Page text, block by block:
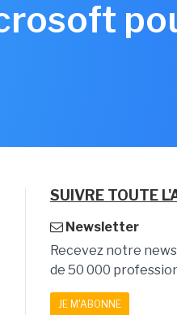
SUIVRE TOUTE
Newsletter
Recevez notre
de 50 000
JE M'ABONNE